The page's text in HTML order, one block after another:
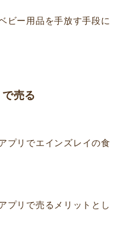
ビー用品を手放す手段に
売る
プリでエインズレイの食
プリで売るメリットとし